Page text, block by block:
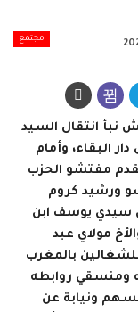
مجتمع
نبأ انتقال السيد
البقاء، وأمام
مفتشو الحزب
ورشيد كروم
سيدي يوسف ابن
مولاي عبد
للشغالين بالمغرب
ومنسقي روابطه
ونيابة عن